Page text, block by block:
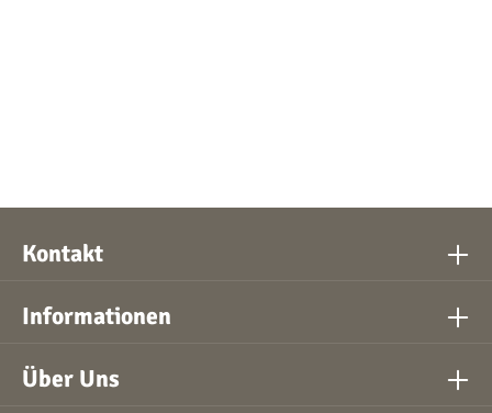
Kontakt
Informationen
Über Uns